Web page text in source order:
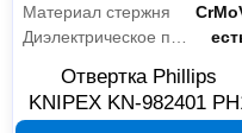
Материал стержня
Отвертка Phillips
KNIPEX KN-982401